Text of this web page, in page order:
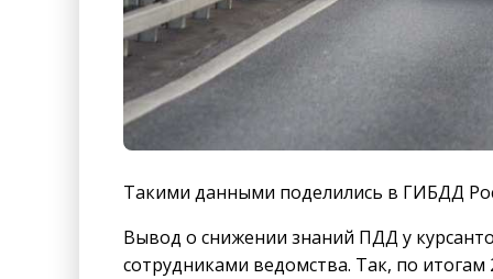
Такими данными поделились в ГИБДД
Вывод о снижении знаний ПДД у
сотрудниками ведомства. Так, по